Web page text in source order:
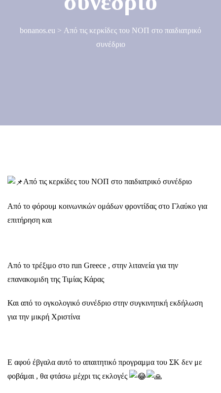
bonanos.eu > Από τις κερκίδες του ΝΟΠ στο παιδιατρικό
συνέδριο
Από τις κερκίδες του ΝΟΠ στο παιδιατρικό συνέδριο
Από το φόρουμ κοινωνικών ομάδων φροντίδας στο Γλαύκο για
επιτήρηση και
Από το τρέξιμο στο run Greece , στην λιτανεία για την
επανακομιδη της Τιμίας Κάρας
Και από το ογκολογικό συνέδριο στην συγκινητική εκδήλωση
για την μικρή Χριστίνα
Ε αφού έβγαλα αυτό το απαιτητικό προγραμμα του ΣΚ δεν με
φοβάμαι , θα φτάσω μέχρι τις εκλογές